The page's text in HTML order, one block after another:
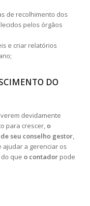
de recolhimento dos
pelos órgãos
e criar relatórios
DO
devidamente
para crescer, o
seu conselho gestor,
a gerenciar os
que o contador pode